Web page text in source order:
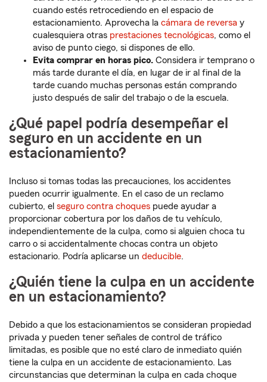
cuando estés retrocediendo en el espacio de
estacionamiento. Aprovecha la cámara de reversa y
cualesquiera otras prestaciones tecnológicas, como el
aviso de punto ciego, si dispones de ello.
Evita comprar en horas pico. Considera ir temprano o
más tarde durante el día, en lugar de ir al final de la
tarde cuando muchas personas están comprando
justo después de salir del trabajo o de la escuela.
¿Qué papel podría desempeñar el
seguro en un accidente en un
estacionamiento?
Incluso si tomas todas las precauciones, los accidentes
pueden ocurrir igualmente. En el caso de un reclamo
cubierto, el seguro contra choques puede ayudar a
proporcionar cobertura por los daños de tu vehículo,
independientemente de la culpa, como si alguien choca tu
carro o si accidentalmente chocas contra un objeto
estacionario. Podría aplicarse un deducible.
¿Quién tiene la culpa en un accidente
en un estacionamiento?
Debido a que los estacionamientos se consideran propiedad
privada y pueden tener señales de control de tráfico
limitadas, es posible que no esté claro de inmediato quién
tiene la culpa en un accidente de estacionamiento. Las
circunstancias que determinan la culpa en cada choque